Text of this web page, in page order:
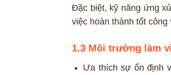
Đặc biệt, kỹ năng ứng
việc hoàn thành tốt
1.3 Môi trường làm
Ưa thích sự ổn định